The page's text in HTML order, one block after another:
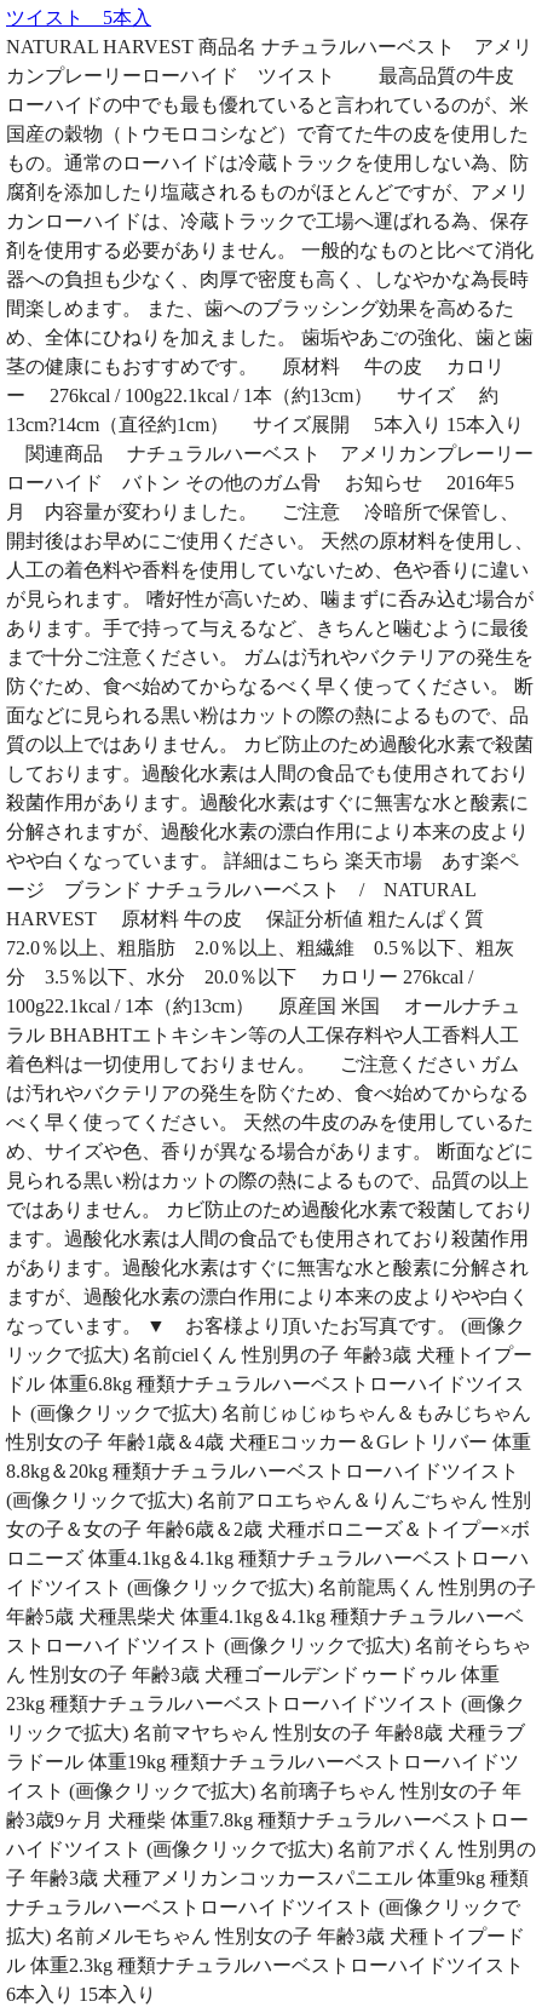
ツイスト 5本入
NATURAL HARVEST 商品名 ナチュラルハーベスト アメリ
カンプレーリーローハイド ツイスト 最高品質の牛皮
ローハイドの中でも最も優れていると言われているのが、米
国産の穀物（トウモロコシなど）で育てた牛の皮を使用した
もの。通常のローハイドは冷蔵トラックを使用しない為、防
腐剤を添加したり塩蔵されるものがほとんどですが、アメリ
カンローハイドは、冷蔵トラックで工場へ運ばれる為、保存
剤を使用する必要がありません。 一般的なものと比べて消化
器への負担も少なく、肉厚で密度も高く、しなやかな為長時
間楽しめます。 また、歯へのブラッシング効果を高めるた
め、全体にひねりを加えました。 歯垢やあごの強化、歯と歯
茎の健康にもおすすめです。 原材料 牛の皮 カロリ
ー 276kcal / 100g22.1kcal / 1本（約13cm） サイズ 約
13cm?14cm（直径約1cm） サイズ展開 5本入り 15本入り
関連商品 ナチュラルハーベスト アメリカンプレーリー
ローハイド バトン その他のガム骨 お知らせ 2016年5
月 内容量が変わりました。 ご注意 冷暗所で保管し、
開封後はお早めにご使用ください。 天然の原材料を使用し、
人工の着色料や香料を使用していないため、色や香りに違い
が見られます。 嗜好性が高いため、噛まずに呑み込む場合が
あります。手で持って与えるなど、きちんと噛むように最後
まで十分ご注意ください。 ガムは汚れやバクテリアの発生を
防ぐため、食べ始めてからなるべく早く使ってください。 断
面などに見られる黒い粉はカットの際の熱によるもので、品
質の以上ではありません。 カビ防止のため過酸化水素で殺菌
しております。過酸化水素は人間の食品でも使用されており
殺菌作用があります。過酸化水素はすぐに無害な水と酸素に
分解されますが、過酸化水素の漂白作用により本来の皮より
やや白くなっています。 詳細はこちら 楽天市場 あす楽ペ
ージ ブランド ナチュラルハーベスト / NATURAL
HARVEST 原材料 牛の皮 保証分析値 粗たんぱく質
72.0％以上、粗脂肪 2.0％以上、粗繊維 0.5％以下、粗灰
分 3.5％以下、水分 20.0％以下 カロリー 276kcal /
100g22.1kcal / 1本（約13cm） 原産国 米国 オールナチュ
ラル BHABHTエトキシキン等の人工保存料や人工香料人工
着色料は一切使用しておりません。 ご注意ください ガム
は汚れやバクテリアの発生を防ぐため、食べ始めてからなる
べく早く使ってください。 天然の牛皮のみを使用しているた
め、サイズや色、香りが異なる場合があります。 断面などに
見られる黒い粉はカットの際の熱によるもので、品質の以上
ではありません。 カビ防止のため過酸化水素で殺菌しており
ます。過酸化水素は人間の食品でも使用されており殺菌作用
があります。過酸化水素はすぐに無害な水と酸素に分解され
ますが、過酸化水素の漂白作用により本来の皮よりやや白く
なっています。 ▼ お客様より頂いたお写真です。 (画像ク
リックで拡大) 名前cielくん 性別男の子 年齢3歳 犬種トイプー
ドル 体重6.8kg 種類ナチュラルハーベストローハイドツイス
ト (画像クリックで拡大) 名前じゅじゅちゃん＆もみじちゃん
性別女の子 年齢1歳＆4歳 犬種Eコッカー＆Gレトリバー 体重
8.8kg＆20kg 種類ナチュラルハーベストローハイドツイスト
(画像クリックで拡大) 名前アロエちゃん＆りんごちゃん 性別
女の子＆女の子 年齢6歳＆2歳 犬種ボロニーズ＆トイプー×ボ
ロニーズ 体重4.1kg＆4.1kg 種類ナチュラルハーベストローハ
イドツイスト (画像クリックで拡大) 名前龍馬くん 性別男の子
年齢5歳 犬種黒柴犬 体重4.1kg＆4.1kg 種類ナチュラルハーベ
ストローハイドツイスト (画像クリックで拡大) 名前そらちゃ
ん 性別女の子 年齢3歳 犬種ゴールデンドゥードゥル 体重
23kg 種類ナチュラルハーベストローハイドツイスト (画像ク
リックで拡大) 名前マヤちゃん 性別女の子 年齢8歳 犬種ラブ
ラドール 体重19kg 種類ナチュラルハーベストローハイドツ
イスト (画像クリックで拡大) 名前璃子ちゃん 性別女の子 年
齢3歳9ヶ月 犬種柴 体重7.8kg 種類ナチュラルハーベストロー
ハイドツイスト (画像クリックで拡大) 名前アポくん 性別男の
子 年齢3歳 犬種アメリカンコッカースパニエル 体重9kg 種類
ナチュラルハーベストローハイドツイスト (画像クリックで
拡大) 名前メルモちゃん 性別女の子 年齢3歳 犬種トイプード
ル 体重2.3kg 種類ナチュラルハーベストローハイドツイスト
6本入り 15本入り